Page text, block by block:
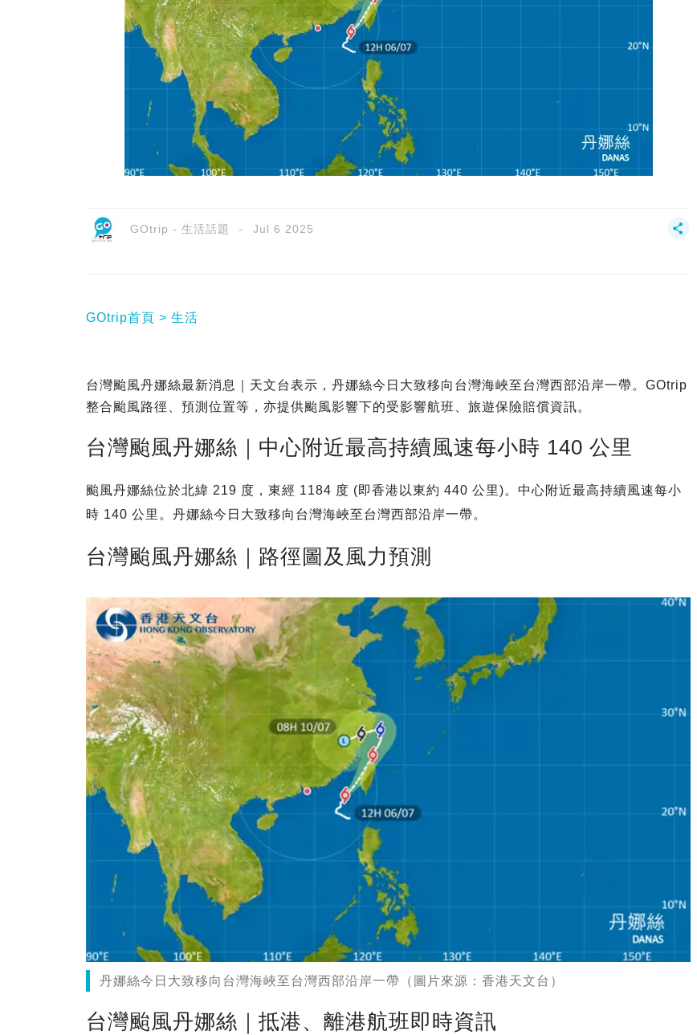
GOtrip - 生活話題 Jul 6 2025
GOtrip首頁 生活
台灣颱風丹娜絲最新消息｜天文台表示，丹娜絲今日大致移向台灣海峽至台灣西部沿岸一帶。GOtrip
整合颱風路徑、預測位置等，亦提供颱風影響下的受影響航班、旅遊保險賠償資訊。
台灣颱風丹娜絲｜中心附近最高持續風速每小時 140 公里
颱風丹娜絲位於北緯 219 度，東經 1184 度 (即香港以東約 440 公里)。中心附近最高持續風速每小
時 140 公里。丹娜絲今日大致移向台灣海峽至台灣西部沿岸一帶。
台灣颱風丹娜絲｜路徑圖及風力預測
丹娜絲今日大致移向台灣海峽至台灣西部沿岸一帶（圖片來源：香港天文台）
台灣颱風丹娜絲｜抵港、離港航班即時資訊